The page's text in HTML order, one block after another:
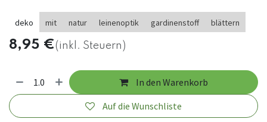
deko mit natur leinenoptik gardinenstoff blättern
8,95 €(inkl. Steuern)
In den Warenkorb
Auf die Wunschliste